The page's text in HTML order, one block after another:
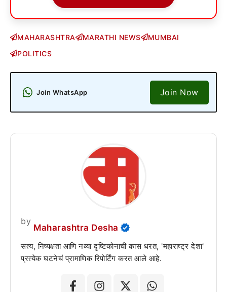
MAHARASHTRA MARATHI NEWS
MUMBAI
POLITICS
Join WhatsApp Join Now
by
Maharashtra Desha
सत्य, निष्पक्षता आणि नव्या दृष्टिकोनाची कास धरत, 'महाराष्ट्र देशा'
प्रत्येक घटनेचं प्रामाणिक रिपोर्टिंग करत आले आहे.